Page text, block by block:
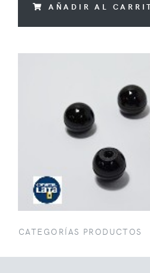
AÑADIR AL
CATEGORÍAS PRODUCTOS